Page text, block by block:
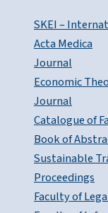
SKEI –
Acta Medica
Journal
Economic
Journal
Catalogue of
Book of
Sustainable
Proceedings
Faculty of